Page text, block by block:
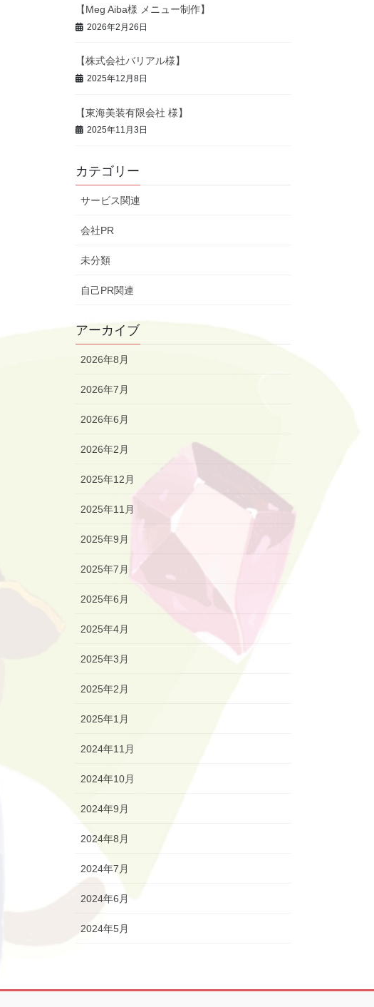
【Meg Aiba様 メニュー制作】
2026年2月26日
【株式会社バリアル様】
2025年12月8日
【東海美装有限会社 様】
2025年11月3日
カテゴリー
サービス関連
会社PR
未分類
自己PR関連
アーカイブ
2026年8月
2026年7月
2026年6月
2026年2月
2025年12月
2025年11月
2025年9月
2025年7月
2025年6月
2025年4月
2025年3月
2025年2月
2025年1月
2024年11月
2024年10月
2024年9月
2024年8月
2024年7月
2024年6月
2024年5月